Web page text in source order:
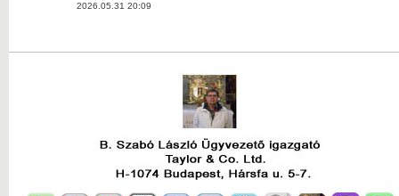
2026.05.31 20:09